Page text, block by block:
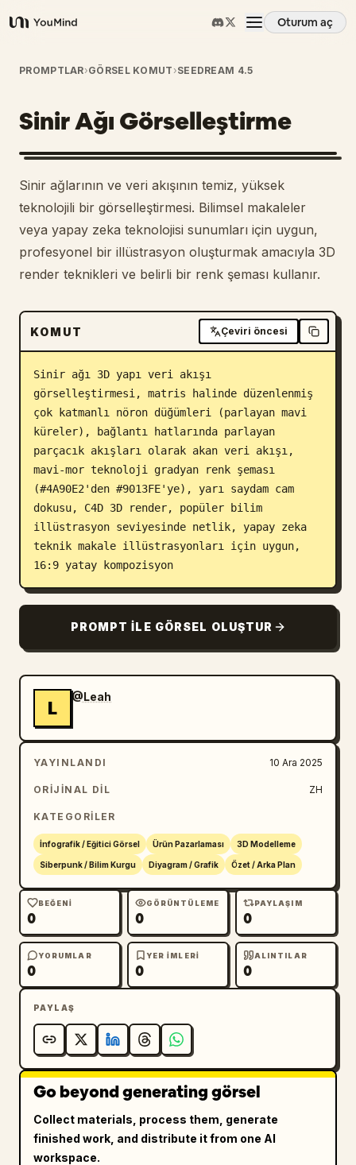
YouMind
Oturum aç
Genel Bakış
Kullanım Senaryoları
İstemler
Fiyatlandırma
İndir
Blog
Güncellemeler
PROMPTLAR›GÖRSEL KOMUT ›SEEDREAM 4.5
Sinir Ağı Görselleştirme
Sinir ağlarının ve veri akışının temiz, yüksek
teknolojili bir görselleştirmesi. Bilimsel makaleler
veya yapay zeka teknolojisi sunumları için uygun,
profesyonel bir illüstrasyon oluşturmak amacıyla 3D
render teknikleri ve belirli bir renk şeması kullanır.
KOMUT Çeviri öncesi
Sinir ağı 3D yapı veri akışı
görselleştirmesi, matris halinde düzenlenmiş
çok katmanlı nöron düğümleri (parlayan mavi
küreler), bağlantı hatlarında parlayan
parçacık akışları olarak akan veri akışı,
mavi-mor teknoloji gradyan renk şeması
(#4A90E2'den #9013FE'ye), yarı saydam cam
dokusu, C4D 3D render, popüler bilim
illüstrasyon seviyesinde netlik, yapay zeka
teknik makale illüstrasyonları için uygun,
16:9 yatay kompozisyon
PROMPT ILE GÖRSEL OLUŞTUR
L
@Leah
YAYINLANDI 10 Ara 2025
ORIJINAL DIL ZH
KATEGORILER
İnfografik / Eğitici Görsel Ürün Pazarlaması 3D Modelleme
Siberpunk / Bilim Kurgu Diyagram / Grafik Özet / Arka Plan
BEĞENI
0
GÖRÜNTÜLEME
0
PAYLAŞIM
0
YORUMLAR
0
YER IMLERI
0
ALINTILAR
0
PAYLAŞ
Go beyond generating görsel
Collect materials, process them, generate
finished work, and distribute it from one AI
workspace.